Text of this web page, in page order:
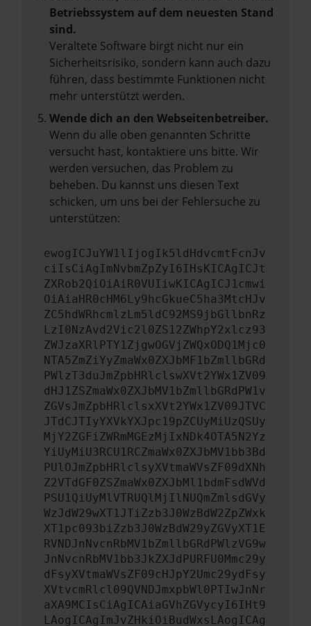
Betriebssystem auf dem neuesten Stand
sind.
Veraltete Software birgt nicht nur ein
Sicherheitsrisiko, sondern kann auch dazu
führen, dass bestimmte Funktionen nicht
mehr unterstützt werden.
Wende dich an den Webseitenbetreiber.
Wenn du alle oben genannten Schritte
versucht hast, kontaktiere uns bitte. Wir
werden versuchen, das Problem zu
beheben. Du kannst uns diesen Text
schicken, um uns bei der Fehlersuche zu
unterstützen:
ewogICJuYW1lIjogIk5ldHdvcmtFcnJv
ciIsCiAgImNvbmZpZyI6IHsKICAgICJt
ZXRob2QiOiAiR0VUIiwKICAgICJ1cmwi
OiAiaHR0cHM6Ly9hcGkueC5ha3MtcHJv
ZC5hdWRhcmlzLm5ldC92MS9jbGllbnRz
LzI0NzAvd2Vic2l0ZS12ZWhpY2xlcz93
ZWJzaXRlPTY1ZjgwOGVjZWQxODQ1Mjc0
NTA5ZmZiYyZmaWx0ZXJbMF1bZmllbGRd
PWlzT3duJmZpbHRlclswXVt2YWx1ZV09
dHJ1ZSZmaWx0ZXJbMV1bZmllbGRdPW1v
ZGVsJmZpbHRlclsxXVt2YWx1ZV09JTVC
JTdCJTIyYXVkYXJpc19pZCUyMiUzQSUy
MjY2ZGFiZWRmMGEzMjIxNDk4OTA5N2Yz
YiUyMiU3RCU1RCZmaWx0ZXJbMV1bb3Bd
PUlOJmZpbHRlclsyXVtmaWVsZF09dXNh
Z2VTdGF0ZSZmaWx0ZXJbMl1bdmFsdWVd
PSU1QiUyMlVTRUQlMjIlNUQmZmlsdGVy
WzJdW29wXT1JTiZzb3J0WzBdW2ZpZWxk
XT1pc093biZzb3J0WzBdW29yZGVyXT1E
RVNDJnNvcnRbMV1bZmllbGRdPWlzVG9w
JnNvcnRbMV1bb3JkZXJdPURFU0Mmc29y
dFsyXVtmaWVsZF09cHJpY2Umc29ydFsy
XVtvcmRlcl09QVNDJmxpbWl0PTIwJnNr
aXA9MCIsCiAgICAiaGVhZGVycyI6IHt9
LAogICAgImJvZHkiOiBudWxsLAogICAg